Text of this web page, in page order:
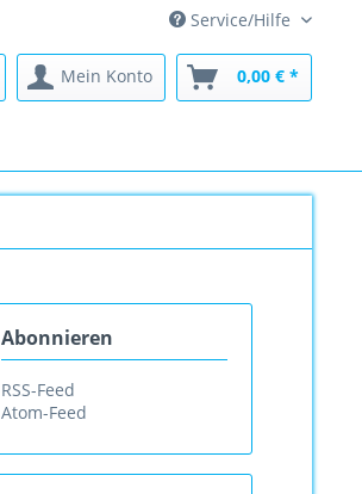
Service/Hilfe
Mein Konto 0,00 € *
Abonnieren
RSS-Feed
Atom-Feed